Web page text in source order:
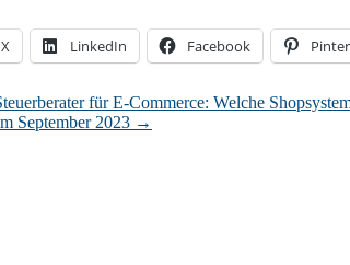
X LinkedIn Facebook
für E-Commerce: Welche
September 2023 →